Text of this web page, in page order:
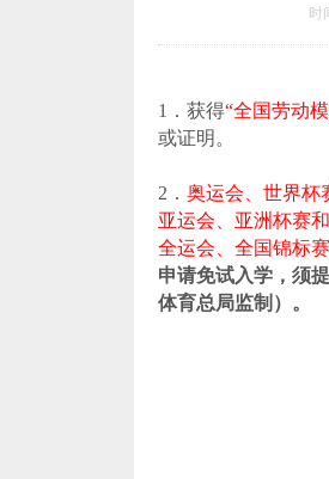
时
1．获得“全国劳动
或证明。
2． 奥运会、世界杯
亚运会、亚洲杯赛
全运会、全国锦标
申请免试入学，须
体育总局监制）。